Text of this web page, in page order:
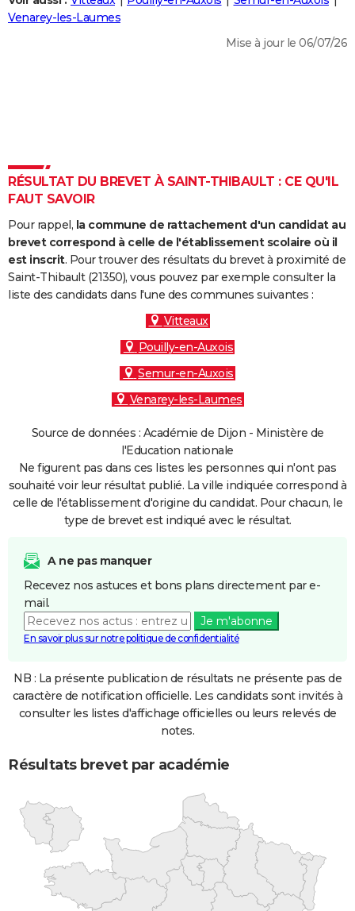
Destinations
City break
Voyage nature
Voyage de noces
Forum
Climat
+
PHOTO
Dictionnaire
Biographies
Citations
Expressions
Proverbes
PROGRAMME TV
S'inscrire
Se connecter
Lycées
Collèges
Primaires
Universités
Entreprises
Service militaire
Avis de recherche
AVIS DE DÉCÈS
FORUM
Venarey-les-Laumes
Mise à jour le 06/07/26
RÉSULTAT DU BREVET À SAINT-THIBAULT : CE QU'IL
FAUT SAVOIR
Pour rappel, la commune de rattachement d'un candidat au
brevet correspond à celle de l'établissement scolaire où il
est inscrit. Pour trouver des résultats du brevet à proximité de
Saint-Thibault (21350), vous pouvez par exemple consulter la
liste des candidats dans l'une des communes suivantes :
Vitteaux
Pouilly-en-Auxois
Semur-en-Auxois
Venarey-les-Laumes
Source de données : Académie de Dijon - Ministère de
l'Education nationale
Ne figurent pas dans ces listes les personnes qui n'ont pas
souhaité voir leur résultat publié. La ville indiquée correspond à
celle de l'établissement d'origine du candidat. Pour chacun, le
type de brevet est indiqué avec le résultat.
A ne pas manquer
Recevez nos astuces et bons plans directement par e-
mail.
Je m'abonne
En savoir plus sur notre politique de confidentialité
NB : La présente publication de résultats ne présente pas de
caractère de notification officielle. Les candidats sont invités à
consulter les listes d'affichage officielles ou leurs relevés de
notes.
Résultats brevet par académie